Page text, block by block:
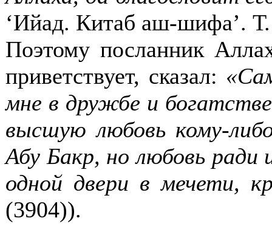
‘Ийад. Китаб аш-шифа’.
Поэтому посланник
приветствует, сказал:
мне в дружбе и
высшую любовь кому-
Абу Бакр, но любовь
одной двери в мечети,
(3904)).